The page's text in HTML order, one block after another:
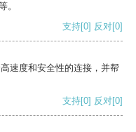
。
支持[0] 反对[0]
速度和安全性的连接，并帮
支持[0] 反对[0]